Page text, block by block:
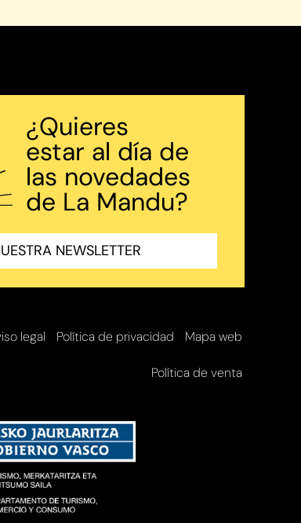
¿Quieres
estar al día de
las novedades
de La Mandu?
NEWSLETTER
Mapa web
Política de privacidad
legal
Política de venta